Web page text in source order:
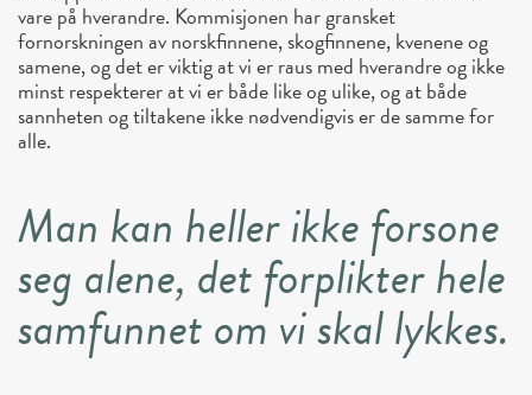
vare på hverandre. Kommisjonen har gransket
fornorskningen av norskfinnene, skogfinnene, kvenene og
samene, og det er viktig at vi er raus med hverandre og ikke
minst respekterer at vi er både like og ulike, og at både
sannheten og tiltakene ikke nødvendigvis er de samme for
alle.
Man kan heller ikke forsone
seg alene, det forplikter hele
samfunnet om vi skal lykkes.